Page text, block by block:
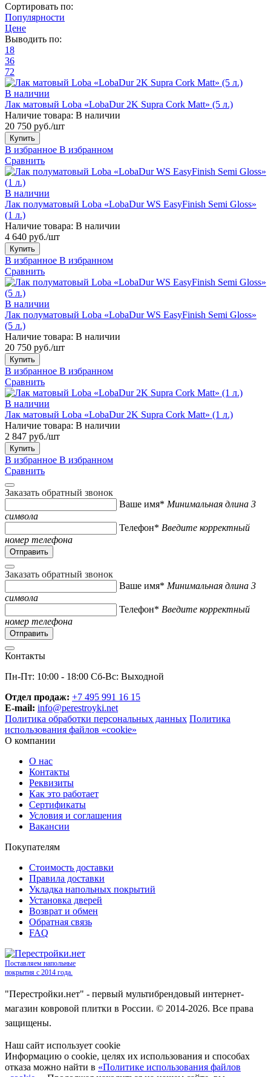
Сортировать по:
Популярности
Цене
Выводить по:
18
36
72
В наличии
Лак матовый Loba «LobaDur 2K Supra Cork Matt» (5 л.)
Наличие товара: В наличии
20 750 руб./шт
Купить
В избранное В избранном
Сравнить
В наличии
Лак полуматовый Loba «LobaDur WS EasyFinish Semi Gloss»
(1 л.)
Наличие товара: В наличии
4 640 руб./шт
Купить
В избранное В избранном
Сравнить
В наличии
Лак полуматовый Loba «LobaDur WS EasyFinish Semi Gloss»
(5 л.)
Наличие товара: В наличии
20 750 руб./шт
Купить
В избранное В избранном
Сравнить
В наличии
Лак матовый Loba «LobaDur 2K Supra Cork Matt» (1 л.)
Наличие товара: В наличии
2 847 руб./шт
Купить
В избранное В избранном
Сравнить
Заказать обратный звонок
Ваше имя* Минимальная длина 3
символа
Телефон* Введите корректный
номер телефона
Заказать обратный звонок
Ваше имя* Минимальная длина 3
символа
Телефон* Введите корректный
номер телефона
Контакты
Пн-Пт: 10:00 - 18:00 Сб-Вс: Выходной
Отдел продаж: +7 495 991 16 15
E-mail: info@perestroyki.net
Политика обработки персональных данных Политика
использования файлов «cookie»
О компании
О нас
Контакты
Реквизиты
Как это работает
Сертификаты
Условия и соглашения
Вакансии
Покупателям
Стоимость доставки
Правила доставки
Укладка напольных покрытий
Установка дверей
Возврат и обмен
Обратная связь
FAQ
Поставляем напольные
покрытия с 2014 года.
"Перестройки.нет" - первый мультибрендовый интернет-
магазин ковровой плитки в России. © 2014-2026. Все права
защищены.
Наш сайт использует cookie
Информацию о cookie, целях их использования и способах
отказа можно найти в «Политике использования файлов